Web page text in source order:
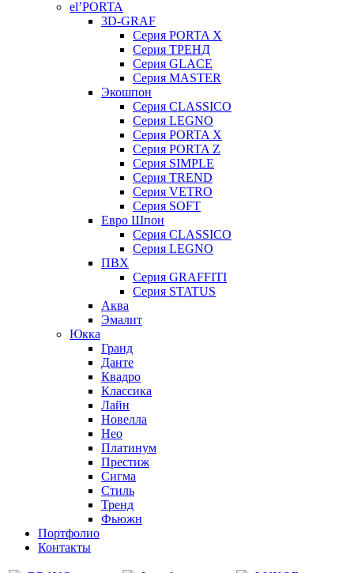
el’PORTA
3D-GRAF
Серия PORTA X
Серия ТРЕНД
Серия GLACE
Серия MASTER
Экошпон
Серия CLASSICO
Серия LEGNO
Серия PORTA X
Серия PORTA Z
Серия SIMPLE
Серия TREND
Серия VETRO
Серия SOFT
Евро Шпон
Серия CLASSICO
Серия LEGNO
ПВХ
Серия GRAFFITI
Серия STATUS
Аква
Эмалит
Юкка
Гранд
Данте
Квадро
Классика
Лайн
Новелла
Нео
Платинум
Престиж
Сигма
Стиль
Тренд
Фьюжн
Портфолио
Контакты